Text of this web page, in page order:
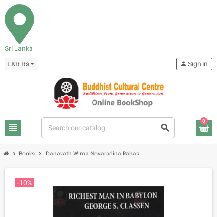
Sri Lanka
LKR Rs
view_headline search
person Sign in
0
chevron_right Books chevron_right Danavath Wima Novaradina Rahas
-10%